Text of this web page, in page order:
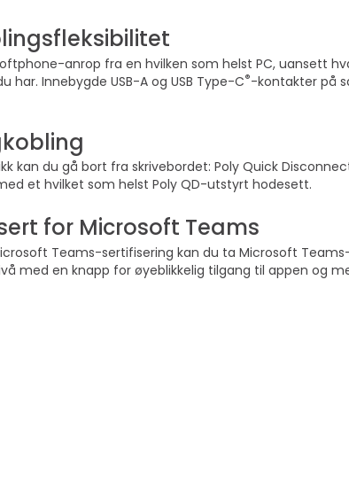
anrop fra en hvilken som helst PC, uansett
har. Innebygde USB-A og USB Type-C®-kontakter på
kan du gå bort fra skrivebordet: Poly Quick
et hvilket som helst Poly QD-utstyrt hodesett.
for Microsoft Teams
Teams-sertifisering kan du ta Microsoft
med en knapp for øyeblikkelig tilgang til appen og